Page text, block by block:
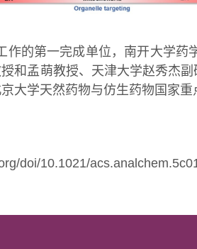
作的第一完成单位，南开大学
和孟萌教授、天津大学赵秀杰
大学天然药物与仿生药物国家
doi/10.1021/